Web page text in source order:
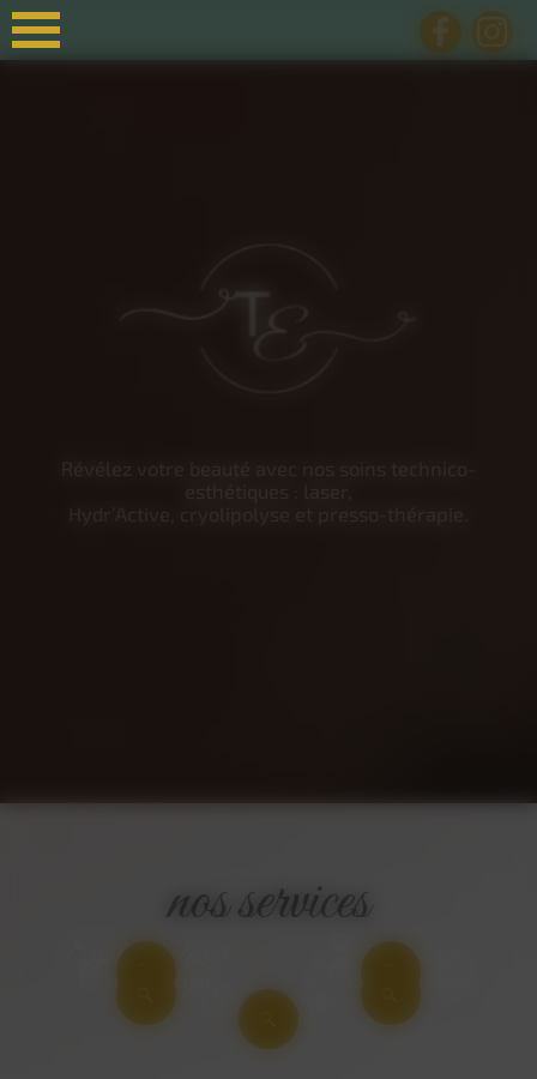
Panneau de gestion des cookies
Révélez votre beauté avec nos soins technico-
nos services
Epilation laser Soins visages
Thermolyse